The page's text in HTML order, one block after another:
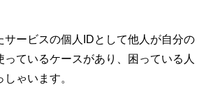
サービスの個人IDとして他人が自分の
っているケースがあり、困っている人
ゃいます。